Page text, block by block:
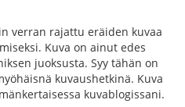
verran rajattu eräiden kuvaa
Kuva on ainut edes
juoksusta. Syy tähän on
kuvaushetkinä. Kuva
kuvablogissani.